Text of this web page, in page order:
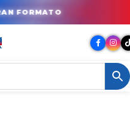
FORMATO